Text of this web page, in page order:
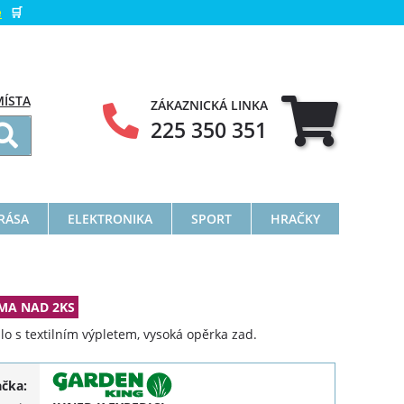
🛒
ZÁKAZNICKÁ LINKA
225 350 351
ELEKTRONIKA SPORT HRAČKY
NAD 2KS
s textilním výpletem, vysoká opěrka zad.